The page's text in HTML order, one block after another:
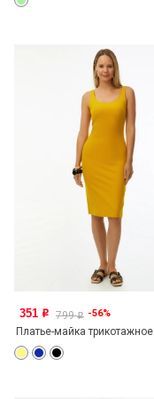
351 o 799o -56%
Платье-майка трикотажное